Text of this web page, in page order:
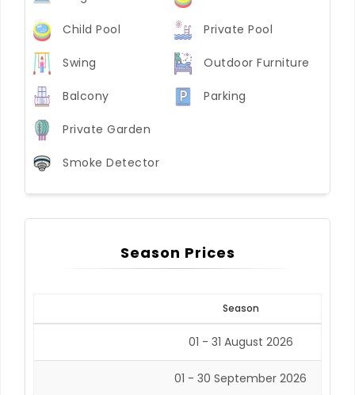
Child Pool Private Pool
Swing Outdoor Furniture
Balcony Parking
Private Garden
Smoke Detector
Season Prices
Season
01 - 31 August 2026
01 - 30 September 2026